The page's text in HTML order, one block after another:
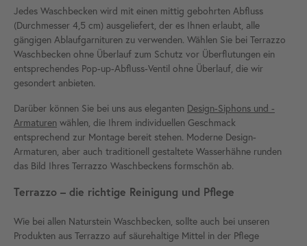
Jedes Waschbecken wird mit einen mittig gebohrten Abfluss
(Durchmesser 4,5 cm) ausgeliefert, der es Ihnen erlaubt, alle
gängigen Ablaufgarnituren zu verwenden. Wählen Sie bei Terrazzo
Waschbecken ohne Überlauf zum Schutz vor Überflutungen ein
entsprechendes Pop-up-Abfluss-Ventil ohne Überlauf, die wir
gesondert anbieten.
Darüber können Sie bei uns aus eleganten Design-Siphons und -
Armaturen wählen, die Ihrem individuellen Geschmack
entsprechend zur Montage bereit stehen. Moderne Design-
Armaturen, aber auch traditionell gestaltete Wasserhähne runden
das Bild Ihres Terrazzo Waschbeckens formschön ab.
Terrazzo – die richtige Reinigung und Pflege
Wie bei allen Naturstein Waschbecken, sollte auch bei unseren
Produkten aus Terrazzo auf säurehaltige Mittel in der Pflege